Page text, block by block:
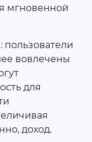
мгновенной
: пользователи
вовлечены
для
доход.